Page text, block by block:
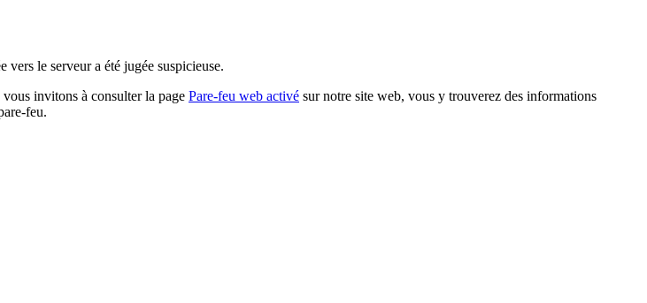
le serveur a été jugée suspicieuse.
invitons à consulter la page Pare-feu web activé sur notre site web, vous y trouverez des informations
feu.